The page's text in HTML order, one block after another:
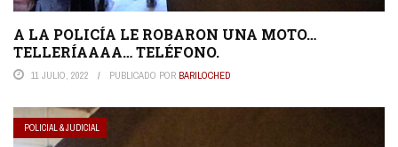
A LA POLICÍA LE ROBARON UNA MOTO…
TELLERÍAAAA… TELÉFONO.
11 JULIO, 2022 PUBLICADO POR BARILOCHED
POLICIAL & JUDICIAL